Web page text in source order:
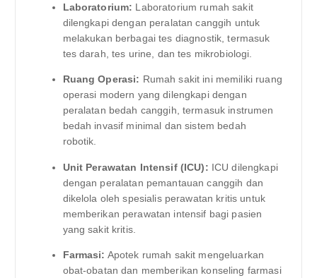
Laboratorium: Laboratorium rumah sakit
dilengkapi dengan peralatan canggih untuk
melakukan berbagai tes diagnostik, termasuk
tes darah, tes urine, dan tes mikrobiologi.
Ruang Operasi: Rumah sakit ini memiliki ruang
operasi modern yang dilengkapi dengan
peralatan bedah canggih, termasuk instrumen
bedah invasif minimal dan sistem bedah
robotik.
Unit Perawatan Intensif (ICU): ICU dilengkapi
dengan peralatan pemantauan canggih dan
dikelola oleh spesialis perawatan kritis untuk
memberikan perawatan intensif bagi pasien
yang sakit kritis.
Farmasi: Apotek rumah sakit mengeluarkan
obat-obatan dan memberikan konseling farmasi